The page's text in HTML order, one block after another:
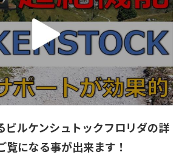
ルケンシュトックフロリダの詳
になる事が出来ます！